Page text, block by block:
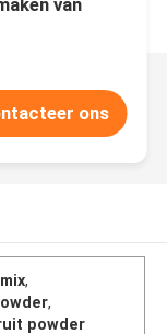
van
ons
,
,
powder